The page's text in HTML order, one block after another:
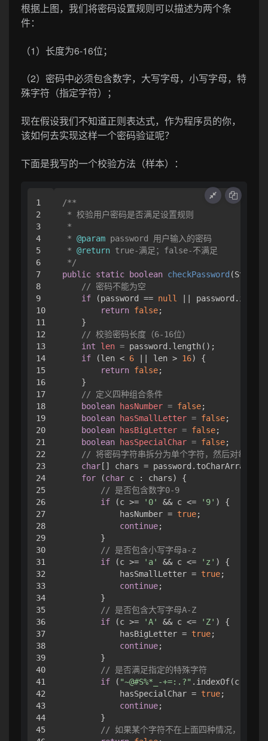
根据上图，我们将密码设置规则可以描述为两个条
件：
（1）长度为6-16位；
（2）密码中必须包含数字，大写字母，小写字母，特
殊字符（指定字符）；
现在假设我们不知道正则表达式，作为程序员的你，
该如何去实现这样一个密码验证呢？
下面是我写的一个校验方法（样本）：
1
2
3
4
5
6
7
8
9
10
11
12
13
14
15
16
17
18
19
20
21
22
23
24
25
26
27
28
29
30
31
32
33
34
35
36
37
38
39
40
41
42
43
44
45
/**
* 校验用户密码是否满足设置规则
*
* @param password 用户输入的密码
* @return true-满足；false-不满足
*/
public static boolean checkPassword (String
// 密码不能为空
if (password == null
||
return false;
    }
// 校验密码长度（6-16位）
int
len = password.length();
if (len < 6 || len > 16) {
return false;
    }
// 定义四种组合条件
boolean
hasNumber = false;
boolean
hasSmallLetter = false;
boolean
hasBigLetter = false;
boolean
hasSpecialChar = false;
// 将密码字符串拆分为单个字符，然后对每个字
char [] chars = password.toCharArray();
for (char c : chars) {
// 是否包含数字0-9
if (c >= '0' && c <= '9' ) {
            hasNumber =
true;
continue;
        }
// 是否包含小写字母a-z
if (c >= 'a' && c <= 'z' ) {
            hasSmallLetter =
true;
continue;
        }
// 是否包含大写字母A-Z
if (c >= 'A' && c <= 'Z' ) {
            hasBigLetter =
true;
continue;
        }
// 是否满足指定的特殊字符
if ( "~@#S%*_-+=:.?" .indexOf(c) >
            hasSpecialChar =
true;
continue;
        }
// 如果某个字符不在上面四种情况，则不满